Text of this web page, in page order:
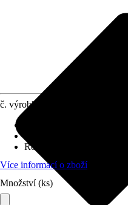
č. výrobku
Rozměry (ŠxVxH)
42.8
Více informací o zboží
Množství (ks)